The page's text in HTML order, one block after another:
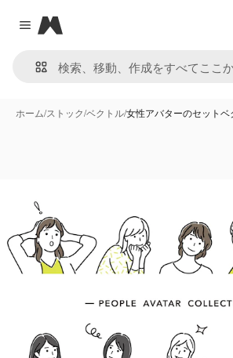
Close menu
Magnific
ホーム/ストック/ベクトル/女性アバターのセット